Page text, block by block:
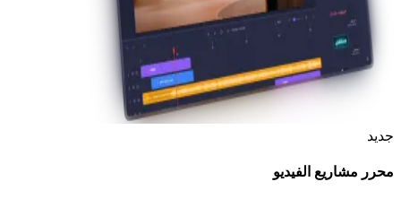
جديد
محرر مشاريع الفيديو